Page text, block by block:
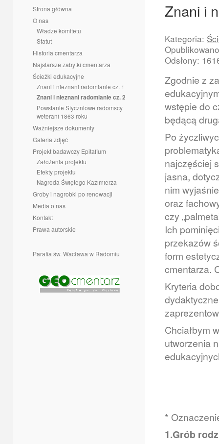
Strona główna
O nas
Władze komitetu
Statut
Historia cmentarza
Najstarsze zabytki cmentarza
Ścieżki edukacyjne
Znani i nieznani radomianie cz. 1
Znani i nieznani radomianie cz. 2
Powstanie Styczniowe radomscy
weterani 1863 roku
Ważniejsze dokumenty
Galeria zdjęć
Projekt badawczy Epitafium
Założenia projektu
Efekty projektu
Nagroda Świętego Kazimierza
Groby i nagrobki po renowacji
Media o nas
Kontakt
Prawa autorskie
Parafia św. Wacława w Radomiu
Znani i
Kategoria:
Odsłony:
Zgodnie z
wstępie do
będącą
Po
najczęściej
jasna,
nim
oraz
czy
Ich
przekazów
form
cmentarza.
Kryteria
Chciałbym
utworzenia
*
1.Grób